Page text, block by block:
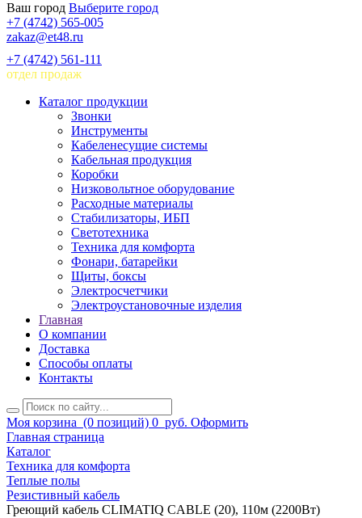
Ваш город Выберите город
+7 (4742) 565-005
zakaz@et48.ru
+7 (4742) 561-111
отдел продаж
Каталог продукции
Звонки
Инструменты
Кабеленесущие системы
Кабельная продукция
Коробки
Низковольтное оборудование
Расходные материалы
Стабилизаторы, ИБП
Светотехника
Техника для комфорта
Фонари, батарейки
Щиты, боксы
Электросчетчики
Электроустановочные изделия
Главная
О компании
Доставка
Способы оплаты
Контакты
Моя корзина (0 позиций) 0 руб. Оформить
Главная страница
Каталог
Техника для комфорта
Теплые полы
Резистивный кабель
Греющий кабель CLIMATIQ CABLE (20), 110м (2200Вт)